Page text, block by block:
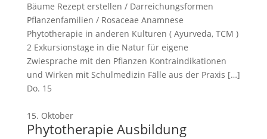
Bäume Rezept erstellen / Darreichungsformen
Pflanzenfamilien / Rosaceae Anamnese
Phytotherapie in anderen Kulturen ( Ayurveda, TCM )
2 Exkursionstage in die Natur für eigene
Zwiesprache mit den Pflanzen Kontraindikationen
und Wirken mit Schulmedizin Fälle aus der Praxis […]
Do. 15
15. Oktober
Phytotherapie Ausbildung